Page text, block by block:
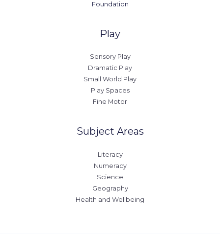
Foundation
Play
Sensory Play
Dramatic Play
Small World Play
Play Spaces
Fine Motor
Subject Areas
Literacy
Numeracy
Science
Geography
Health and Wellbeing